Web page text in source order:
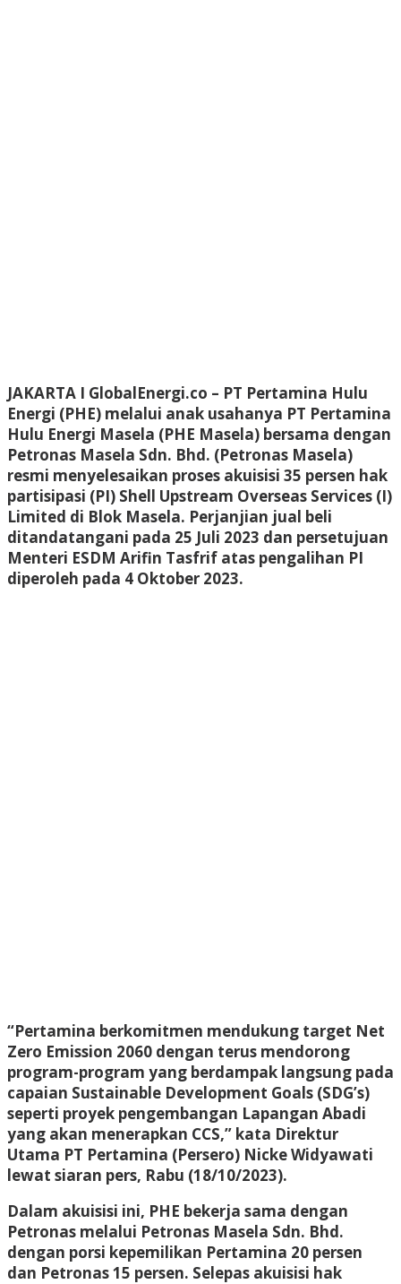
JAKARTA I GlobalEnergi.co – PT Pertamina Hulu
Energi (PHE) melalui anak usahanya PT Pertamina
Hulu Energi Masela (PHE Masela) bersama dengan
Petronas Masela Sdn. Bhd. (Petronas Masela)
resmi menyelesaikan proses akuisisi 35 persen hak
partisipasi (PI) Shell Upstream Overseas Services (I)
Limited di Blok Masela. Perjanjian jual beli
ditandatangani pada 25 Juli 2023 dan persetujuan
Menteri ESDM Arifin Tasfrif atas pengalihan PI
diperoleh pada 4 Oktober 2023.
“Pertamina berkomitmen mendukung target Net
Zero Emission 2060 dengan terus mendorong
program-program yang berdampak langsung pada
capaian Sustainable Development Goals (SDG’s)
seperti proyek pengembangan Lapangan Abadi
yang akan menerapkan CCS,” kata Direktur
Utama PT Pertamina (Persero) Nicke Widyawati
lewat siaran pers, Rabu (18/10/2023).
Dalam akuisisi ini, PHE bekerja sama dengan
Petronas melalui Petronas Masela Sdn. Bhd.
dengan porsi kepemilikan Pertamina 20 persen
dan Petronas 15 persen. Selepas akuisisi hak